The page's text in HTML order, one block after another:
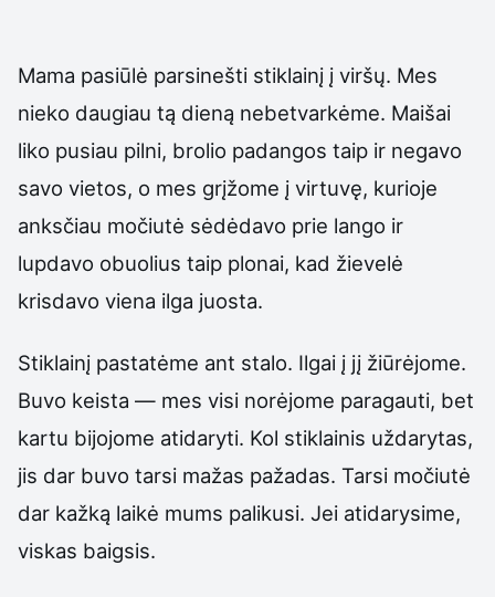
Mama pasiūlė parsinešti stiklainį į viršų. Mes
nieko daugiau tą dieną nebetvarkėme. Maišai
liko pusiau pilni, brolio padangos taip ir negavo
savo vietos, o mes grįžome į virtuvę, kurioje
anksčiau močiutė sėdėdavo prie lango ir
lupdavo obuolius taip plonai, kad žievelė
krisdavo viena ilga juosta.
Stiklainį pastatėme ant stalo. Ilgai į jį žiūrėjome.
Buvo keista — mes visi norėjome paragauti, bet
kartu bijojome atidaryti. Kol stiklainis uždarytas,
jis dar buvo tarsi mažas pažadas. Tarsi močiutė
dar kažką laikė mums palikusi. Jei atidarysime,
viskas baigsis.